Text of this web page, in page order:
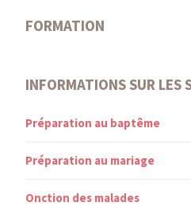
FORMATION
INFORMATIONS SUR LES
Préparation au baptême
Préparation au mariage
Onction des malades